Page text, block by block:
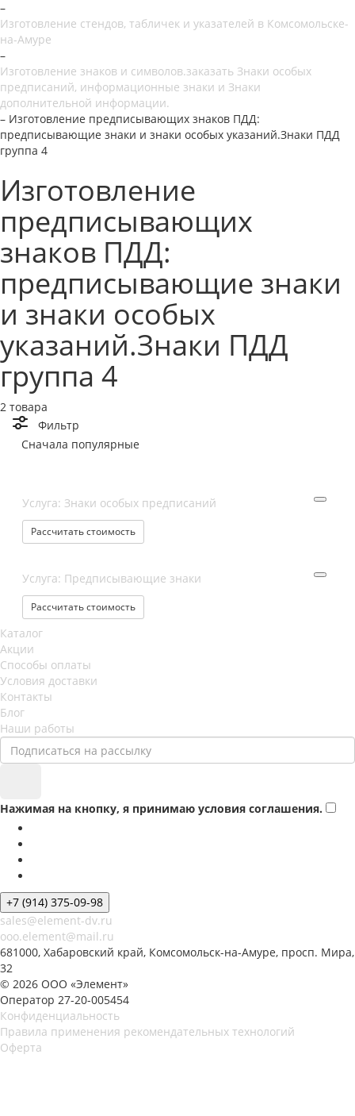
–
Изготовление стендов, табличек и указателей в Комсомольске-
на-Амуре
–
Изготовление знаков и символов.заказать Знаки особых
предписаний, информационные знаки и Знаки
дополнительной информации.
– Изготовление предписывающих знаков ПДД:
предписывающие знаки и знаки особых указаний.Знаки ПДД
группа 4
Изготовление
предписывающих
знаков ПДД:
предписывающие знаки
и знаки особых
указаний.Знаки ПДД
группа 4
2 товара
Фильтр
Сначала популярные
Услуга: Знаки особых предписаний
Рассчитать стоимость
Услуга: Предписывающие знаки
Рассчитать стоимость
Каталог
Акции
Способы оплаты
Условия доставки
Контакты
Блог
Наши работы
Нажимая на кнопку, я принимаю условия соглашения.
+7 (914) 375-09-98
sales@element-dv.ru
ooo.element@mail.ru
681000, Хабаровский край, Комсомольск-на-Амуре, просп. Мира,
32
© 2026 ООО «Элемент»
Оператор 27-20-005454
Конфиденциальность
Правила применения рекомендательных технологий
Оферта